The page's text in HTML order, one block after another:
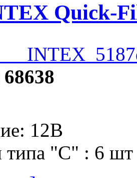
Quick-
12В
типа "С" : 6 шт